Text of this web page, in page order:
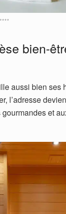
bien-
aussi bien ses
l’adresse
et